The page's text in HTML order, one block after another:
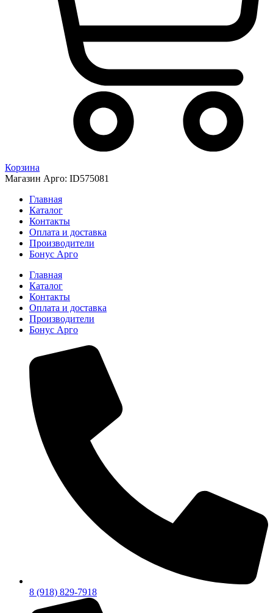
Корзина
Магазин Арго: ID575081
Главная
Каталог
Контакты
Оплата и доставка
Производители
Бонус Арго
Главная
Каталог
Контакты
Оплата и доставка
Производители
Бонус Арго
8 (918) 829-7918